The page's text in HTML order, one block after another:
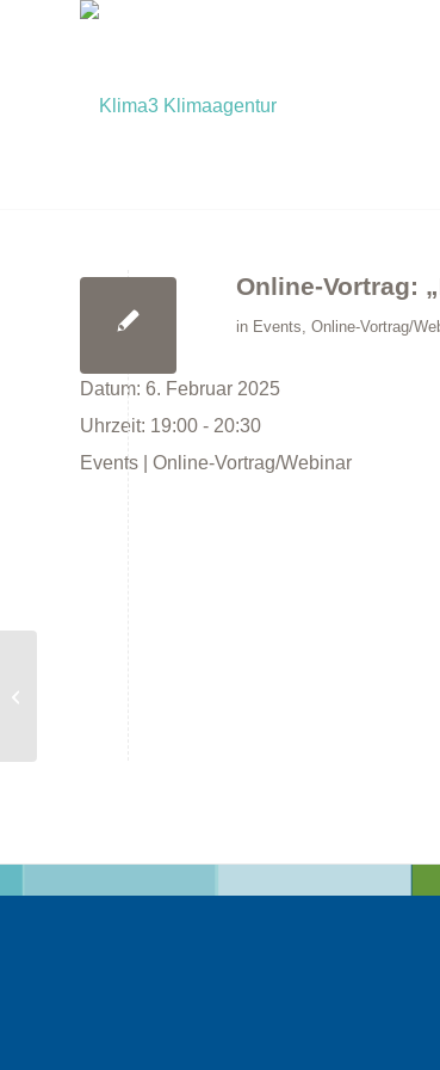
Online-Vortrag:
in Events, Online-Vortrag/
Datum: 6. Februar 2025
Uhrzeit: 19:00 - 20:30
Events | Online-Vortrag/Webinar